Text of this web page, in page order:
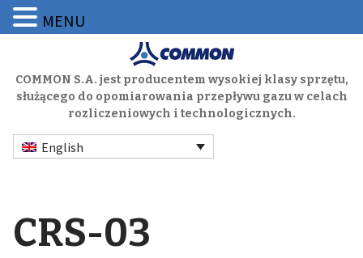
COMMON S.A. jest producentem wysokiej klasy sprzętu,
służącego do opomiarowania przepływu gazu w celach
rozliczeniowych i technologicznych.
English
CRS-03
MENU